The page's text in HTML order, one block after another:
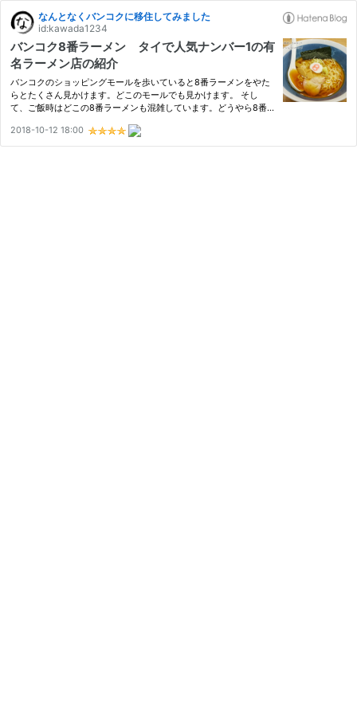
なんとなくバンコクに移住してみました
id:kawada1234
バンコク8番ラーメン タイで人気ナンバー1の有
名ラーメン店の紹介
バンコクのショッピングモールを歩いていると8番ラーメンをやた
らとたくさん見かけます。どこのモールでも見かけます。 そし
て、ご飯時はどこの8番ラーメンも混雑しています。どうやら8番
8番ラーメンは日本では北陸地方でチェーン展開していて、北陸人
にとっ…
2018-10-12 18:00